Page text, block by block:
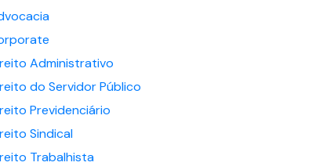
Administrativo
do Servidor Público
Previdenciário
Sindical
Trabalhista